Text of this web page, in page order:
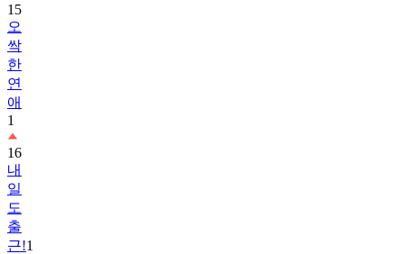
15
오
싹
한
연
애
1
16
내
일
도
출
근!1